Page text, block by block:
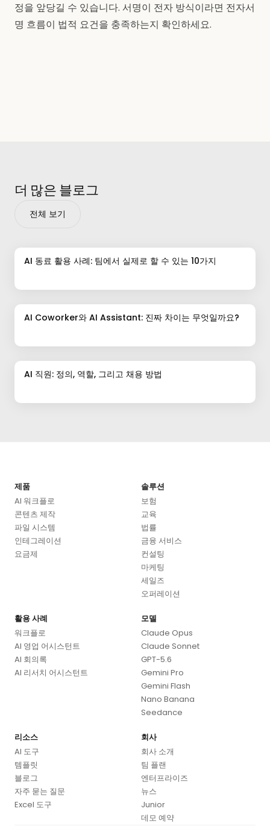
정을 앞당길 수 있습니다. 서명이 전자 방식이라면 전자서
명 흐름이 법적 요건을 충족하는지 확인하세요.
더 많은 블로그
전체 보기
AI 동료 활용 사례: 팀에서 실제로 할 수 있는 10가지
AI Coworker와 AI Assistant: 진짜 차이는 무엇일까요?
AI 직원: 정의, 역할, 그리고 채용 방법
제품
AI 워크플로
콘텐츠 제작
파일 시스템
인테그레이션
요금제
솔루션
보험
교육
법률
금융 서비스
컨설팅
마케팅
세일즈
오퍼레이션
활용 사례
워크플로
AI 영업 어시스턴트
AI 회의록
AI 리서치 어시스턴트
모델
Claude Opus
Claude Sonnet
GPT-5.6
Gemini Pro
Gemini Flash
Nano Banana
Seedance
리소스
AI 도구
템플릿
블로그
자주 묻는 질문
Excel 도구
회사
회사 소개
팀 플랜
엔터프라이즈
뉴스
Junior
데모 예약